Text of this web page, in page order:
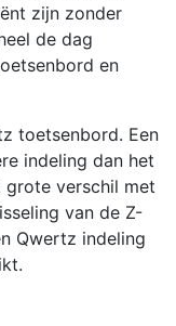
zijn zonder
de dag
en
toetsenbord. Een
indeling dan het
verschil met
van de Z-
Qwertz indeling